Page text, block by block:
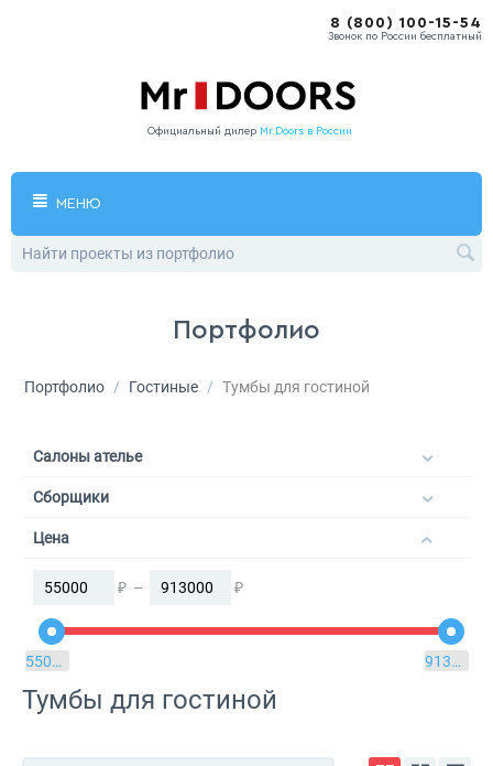
8 (800) 100-15-54
Звонок по России бесплатный
Официальный дилер Mr.Doors в России
МЕНЮ
Портфолио
Портфолио / Гостиные / Тумбы для гостиной
Салоны ателье
Сборщики
Цена
₽ – ₽
55000 913000
Тумбы для гостиной